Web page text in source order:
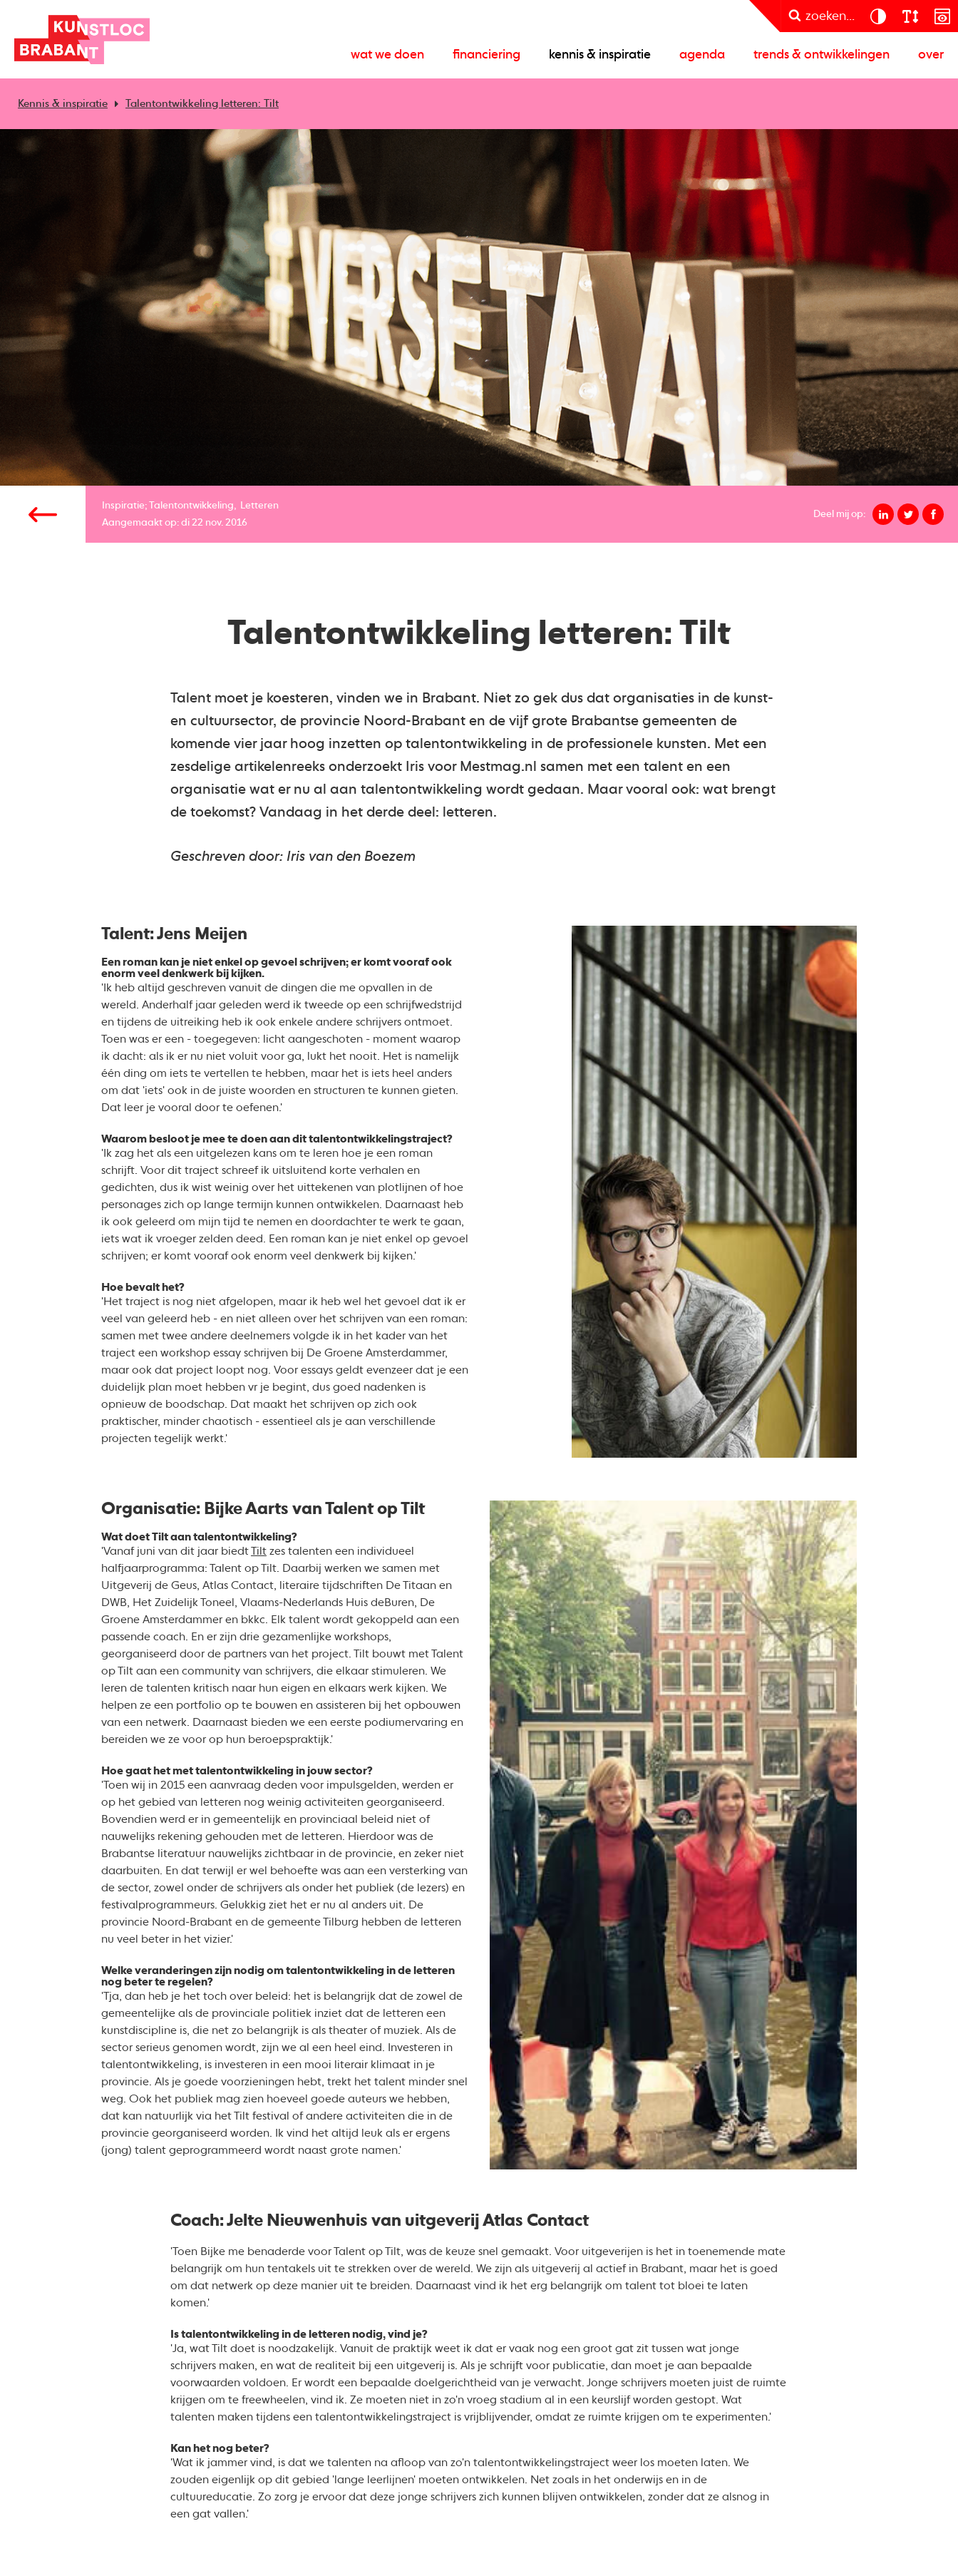
zoeken...
wat we doen financiering kennis & inspiratie agenda trends & ontwikkelingen over
Kennis & inspiratie Talentontwikkeling letteren: Tilt
Inspiratie; Talentontwikkeling
Letteren
Aangemaakt op: di 22 nov. 2016
Deel mij op:
Talentontwikkeling letteren: Tilt
Talent moet je koesteren, vinden we in Brabant. Niet zo gek dus dat organisaties in de kunst-
en cultuursector, de provincie Noord-Brabant en de vijf grote Brabantse gemeenten de
komende vier jaar hoog inzetten op talentontwikkeling in de professionele kunsten. Met een
zesdelige artikelenreeks onderzoekt Iris voor Mestmag.nl samen met een talent en een
organisatie wat er nu al aan talentontwikkeling wordt gedaan. Maar vooral ook: wat brengt
de toekomst? Vandaag in het derde deel: letteren.
Geschreven door: Iris van den Boezem
Talent: Jens Meijen
Een roman kan je niet enkel op gevoel schrijven; er komt vooraf ook
enorm veel denkwerk bij kijken.
'Ik heb altijd geschreven vanuit de dingen die me opvallen in de
wereld. Anderhalf jaar geleden werd ik tweede op een schrijfwedstrijd
en tijdens de uitreiking heb ik ook enkele andere schrijvers ontmoet.
Toen was er een - toegegeven: licht aangeschoten - moment waarop
ik dacht: als ik er nu niet voluit voor ga, lukt het nooit. Het is namelijk
één ding om iets te vertellen te hebben, maar het is iets heel anders
om dat 'iets' ook in de juiste woorden en structuren te kunnen gieten.
Dat leer je vooral door te oefenen.'
Waarom besloot je mee te doen aan dit talentontwikkelingstraject?
'Ik zag het als een uitgelezen kans om te leren hoe je een roman
schrijft. Voor dit traject schreef ik uitsluitend korte verhalen en
gedichten, dus ik wist weinig over het uittekenen van plotlijnen of hoe
personages zich op lange termijn kunnen ontwikkelen. Daarnaast heb
ik ook geleerd om mijn tijd te nemen en doordachter te werk te gaan,
iets wat ik vroeger zelden deed. Een roman kan je niet enkel op gevoel
schrijven; er komt vooraf ook enorm veel denkwerk bij kijken.'
Hoe bevalt het?
'Het traject is nog niet afgelopen, maar ik heb wel het gevoel dat ik er
veel van geleerd heb - en niet alleen over het schrijven van een roman:
samen met twee andere deelnemers volgde ik in het kader van het
traject een workshop essay schrijven bij De Groene Amsterdammer,
maar ook dat project loopt nog. Voor essays geldt evenzeer dat je een
duidelijk plan moet hebben vr je begint, dus goed nadenken is
opnieuw de boodschap. Dat maakt het schrijven op zich ook
praktischer, minder chaotisch - essentieel als je aan verschillende
projecten tegelijk werkt.'
Organisatie: Bijke Aarts van Talent op Tilt
Wat doet Tilt aan talentontwikkeling?
'Vanaf juni van dit jaar biedt
Tiltzes talenten een individueel
halfjaarprogramma: Talent op Tilt. Daarbij werken we samen met
Uitgeverij de Geus, Atlas Contact, literaire tijdschriften De Titaan en
DWB, Het Zuidelijk Toneel, Vlaams-Nederlands Huis deBuren, De
Groene Amsterdammer en bkkc. Elk talent wordt gekoppeld aan een
passende coach. En er zijn drie gezamenlijke workshops,
georganiseerd door de partners van het project. Tilt bouwt met Talent
op Tilt aan een community van schrijvers, die elkaar stimuleren. We
leren de talenten kritisch naar hun eigen en elkaars werk kijken. We
helpen ze een portfolio op te bouwen en assisteren bij het opbouwen
van een netwerk. Daarnaast bieden we een eerste podiumervaring en
bereiden we ze voor op hun beroepspraktijk.'
Hoe gaat het met talentontwikkeling in jouw sector?
'Toen wij in 2015 een aanvraag deden voor impulsgelden, werden er
op het gebied van letteren nog weinig activiteiten georganiseerd.
Bovendien werd er in gemeentelijk en provinciaal beleid niet of
nauwelijks rekening gehouden met de letteren. Hierdoor was de
Brabantse literatuur nauwelijks zichtbaar in de provincie, en zeker niet
daarbuiten. En dat terwijl er wel behoefte was aan een versterking van
de sector, zowel onder de schrijvers als onder het publiek (de lezers) en
festivalprogrammeurs. Gelukkig ziet het er nu al anders uit. De
provincie Noord-Brabant en de gemeente Tilburg hebben de letteren
nu veel beter in het vizier.'
Welke veranderingen zijn nodig om talentontwikkeling in de letteren
nog beter te regelen?
'Tja, dan heb je het toch over beleid: het is belangrijk dat de zowel de
gemeentelijke als de provinciale politiek inziet dat de letteren een
kunstdiscipline is, die net zo belangrijk is als theater of muziek. Als de
sector serieus genomen wordt, zijn we al een heel eind. Investeren in
talentontwikkeling, is investeren in een mooi literair klimaat in je
provincie. Als je goede voorzieningen hebt, trekt het talent minder snel
weg. Ook het publiek mag zien hoeveel goede auteurs we hebben,
dat kan natuurlijk via het Tilt festival of andere activiteiten die in de
provincie georganiseerd worden. Ik vind het altijd leuk als er ergens
(jong) talent geprogrammeerd wordt naast grote namen.'
Coach: Jelte Nieuwenhuis van uitgeverij Atlas Contact
'Toen Bijke me benaderde voor Talent op Tilt, was de keuze snel gemaakt. Voor uitgeverijen is het in toenemende mate
belangrijk om hun tentakels uit te strekken over de wereld. We zijn als uitgeverij al actief in Brabant, maar het is goed
om dat netwerk op deze manier uit te breiden. Daarnaast vind ik het erg belangrijk om talent tot bloei te laten
komen.'
Is talentontwikkeling in de letteren nodig, vind je?
'Ja, wat Tilt doet is noodzakelijk. Vanuit de praktijk weet ik dat er vaak nog een groot gat zit tussen wat jonge
schrijvers maken, en wat de realiteit bij een uitgeverij is. Als je schrijft voor publicatie, dan moet je aan bepaalde
voorwaarden voldoen. Er wordt een bepaalde doelgerichtheid van je verwacht. Jonge schrijvers moeten juist de ruimte
krijgen om te freewheelen, vind ik. Ze moeten niet in zo'n vroeg stadium al in een keurslijf worden gestopt. Wat
talenten maken tijdens een talentontwikkelingstraject is vrijblijvender, omdat ze ruimte krijgen om te experimenten.'
Kan het nog beter?
'Wat ik jammer vind, is dat we talenten na afloop van zo'n talentontwikkelingstraject weer los moeten laten. We
zouden eigenlijk op dit gebied 'lange leerlijnen' moeten ontwikkelen. Net zoals in het onderwijs en in de
cultuureducatie. Zo zorg je ervoor dat deze jonge schrijvers zich kunnen blijven ontwikkelen, zonder dat ze alsnog in
een gat vallen.'